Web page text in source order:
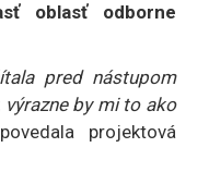
oblasť odborne
pred nástupom
by mi to ako
projektová